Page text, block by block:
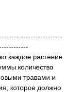
каждое растение
количество
травами и
которое должно